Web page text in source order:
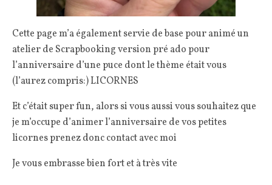
Cette page m’a également servie de base pour animé un
atelier de Scrapbooking version pré ado pour
l’anniversaire d’une puce dont le thème était vous
(l’aurez compris:) LICORNES
Et c’était super fun, alors si vous aussi vous souhaitez que
je m’occupe d’animer l’anniversaire de vos petites
licornes prenez donc contact avec moi
Je vous embrasse bien fort et à très vite